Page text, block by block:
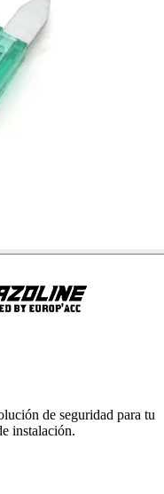
de seguridad para tu
instalación.